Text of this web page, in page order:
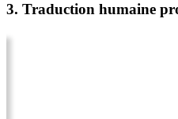
3. Traduction humaine